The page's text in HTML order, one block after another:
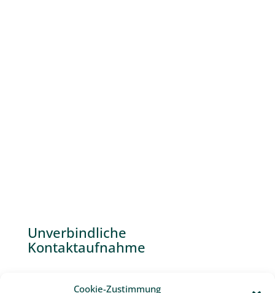
Cookie-Zustimmung
Unverbindliche
Kontaktaufnahme
Ansprechpartner